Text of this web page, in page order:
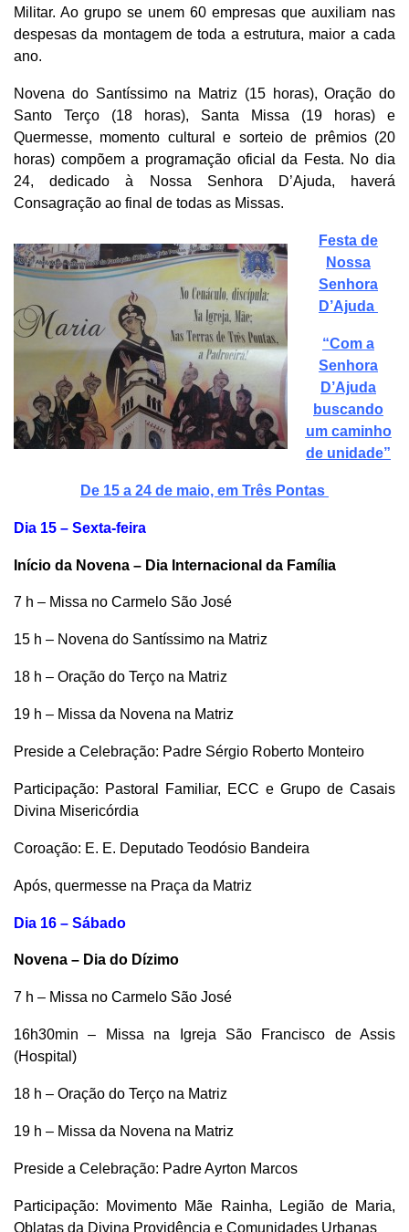
Militar. Ao grupo se unem 60 empresas que auxiliam nas
despesas da montagem de toda a estrutura, maior a cada
ano.
Novena do Santíssimo na Matriz (15 horas), Oração do
Santo Terço (18 horas), Santa Missa (19 horas) e
Quermesse, momento cultural e sorteio de prêmios (20
horas) compõem a programação oficial da Festa. No dia
24, dedicado à Nossa Senhora D’Ajuda, haverá
Consagração ao final de todas as Missas.
Festa de
Nossa
Senhora
D’Ajuda
“Com a
Senhora
D’Ajuda
buscando
um caminho
de unidade”
De 15 a 24 de maio, em Três Pontas
Dia 15 – Sexta-feira
Início da Novena – Dia Internacional da Família
7 h – Missa no Carmelo São José
15 h – Novena do Santíssimo na Matriz
18 h – Oração do Terço na Matriz
19 h – Missa da Novena na Matriz
Preside a Celebração: Padre Sérgio Roberto Monteiro
Participação: Pastoral Familiar, ECC e Grupo de Casais
Divina Misericórdia
Coroação: E. E. Deputado Teodósio Bandeira
Após, quermesse na Praça da Matriz
Dia 16 – Sábado
Novena – Dia do Dízimo
7 h – Missa no Carmelo São José
16h30min – Missa na Igreja São Francisco de Assis
(Hospital)
18 h – Oração do Terço na Matriz
19 h – Missa da Novena na Matriz
Preside a Celebração: Padre Ayrton Marcos
Participação: Movimento Mãe Rainha, Legião de Maria,
Oblatas da Divina Providência e Comunidades Urbanas